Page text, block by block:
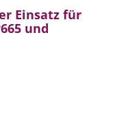
Einsatz für
und